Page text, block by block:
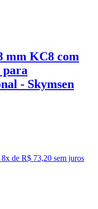
mm KC8 com
para
- Skymsen
8x de R$ 73,20 sem juros